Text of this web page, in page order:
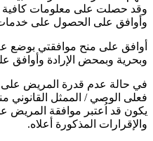
وقد حصلت على معلومات كافية
وأوافق على الحصول على
أوافق على منح موافقتي بوضع
وبحرية وبمحض الإرادة وأوافق
في حالة عدم قدرة المريض على
فعلى الوصي / الممثل القانوني
يكون قد اُعتبر موافقة المريض
والإقرارات المذكورة أعلاه.